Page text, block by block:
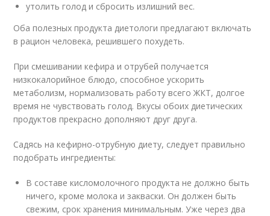
утолить голод и сбросить излишний вес.
Оба полезных продукта диетологи предлагают включать
в рацион человека, решившего похудеть.
При смешивании кефира и отрубей получается
низкокалорийное блюдо, способное ускорить
метаболизм, нормализовать работу всего ЖКТ, долгое
время не чувствовать голод. Вкусы обоих диетических
продуктов прекрасно дополняют друг друга.
Садясь на кефирно-отрубную диету, следует правильно
подобрать ингредиенты:
В составе кисломолочного продукта не должно быть
ничего, кроме молока и закваски. Он должен быть
свежим, срок хранения минимальным. Уже через два